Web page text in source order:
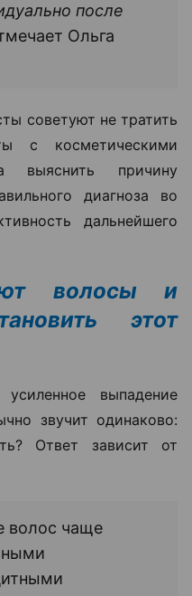
после
Ольга
советуют не тратить
с косметическими
выяснить причину
диагноза во
дальнейшего
волосы и
этот
выпадение
звучит одинаково:
Ответ зависит от
волос чаще